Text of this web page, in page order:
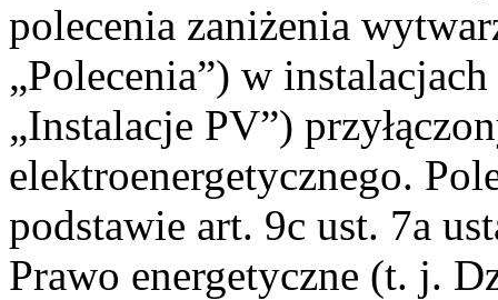
polecenia zaniżenia
„Polecenia”) w
„Instalacje PV”)
elektroenergetycznego.
podstawie art. 9c ust. 7a
Prawo energetyczne (t. j.